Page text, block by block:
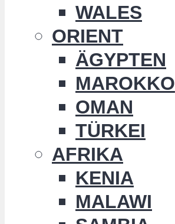
WALES
ORIENT
ÄGYPTEN
MAROKKO
OMAN
TÜRKEI
AFRIKA
KENIA
MALAWI